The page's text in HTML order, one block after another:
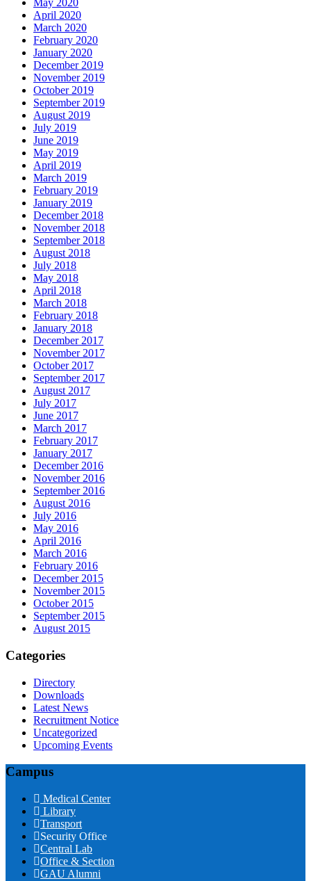
May 2020
April 2020
March 2020
February 2020
January 2020
December 2019
November 2019
October 2019
September 2019
August 2019
July 2019
June 2019
May 2019
April 2019
March 2019
February 2019
January 2019
December 2018
November 2018
September 2018
August 2018
July 2018
May 2018
April 2018
March 2018
February 2018
January 2018
December 2017
November 2017
October 2017
September 2017
August 2017
July 2017
June 2017
March 2017
February 2017
January 2017
December 2016
November 2016
September 2016
August 2016
July 2016
May 2016
April 2016
March 2016
February 2016
December 2015
November 2015
October 2015
September 2015
August 2015
Categories
Directory
Downloads
Latest News
Recruitment Notice
Uncategorized
Upcoming Events
Campus
Medical Center
Library
Transport
Security Office
Central Lab
Office & Section
GAU Alumni